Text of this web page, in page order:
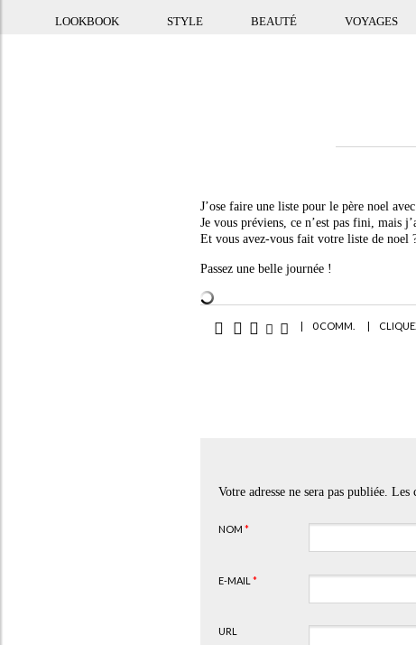
LOOKBOOK STYLE BEAUTÉ VOYAGES
J’ose faire une liste pour le père noel
Je vous préviens, ce n’est pas fini, mais
Et vous avez-vous fait votre liste de noel
Passez une belle journée !
| 0 COMM. |
Votre adresse ne sera pas publiée.
NOM *
E-MAIL *
URL